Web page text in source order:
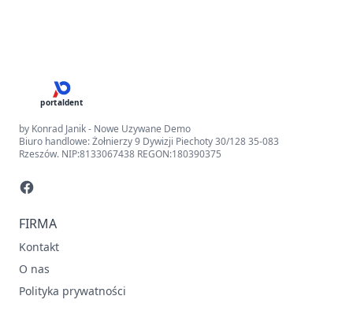
portaldent
by Konrad Janik - Nowe Uzywane Demo
Biuro handlowe: Żołnierzy 9 Dywizji Piechoty 30/128 35-083
Rzeszów. NIP:8133067438 REGON:180390375
FIRMA
Kontakt
O nas
Polityka prywatności